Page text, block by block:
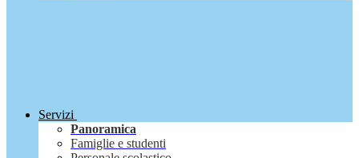
Servizi
Panoramica
Famiglie e studenti